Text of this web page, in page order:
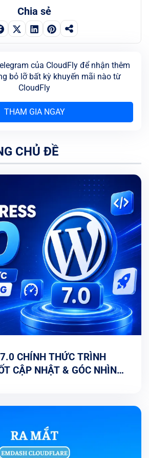
Chia sẻ
của CloudFly để nhận thêm
bỏ lỡ bất kỳ khuyến mãi nào từ
CloudFly
THAM GIA NGAY
CHỦ ĐỀ
CHÍNH THỨC TRÌNH
CẬP NHẬT & GÓC NHÌN